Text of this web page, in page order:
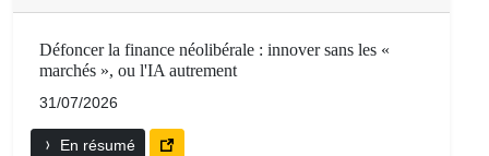
Défoncer la finance néolibérale : innover sans les «
marchés », ou l'IA autrement
31/07/2026
En résumé